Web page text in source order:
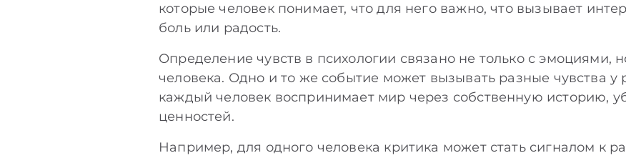
которые человек понимает, что для него важно, что вызывает
боль или радость.
Определение чувств в психологии связано не только с эмоциями,
человека. Одно и то же событие может вызывать разные чувства у
каждый человек воспринимает мир через собственную историю,
ценностей.
Например, для одного человека критика может стать сигналом к